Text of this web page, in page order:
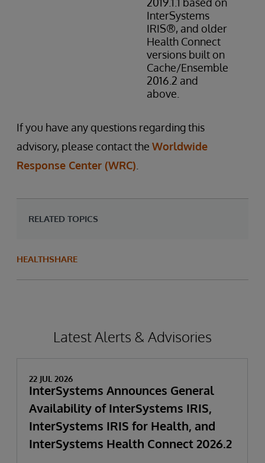
InterSystems
IRIS®, and older
Health Connect
versions built on
Cache/Ensemble
2016.2 and
above.
If you have any questions regarding this
advisory, please contact the Worldwide
Response Center (WRC)
RELATED TOPICS
HEALTHSHARE
Latest Alerts & Advisories
22 JUL 2026
InterSystems Announces General
Availability of InterSystems IRIS,
InterSystems IRIS for Health, and
InterSystems Health Connect 2026.2